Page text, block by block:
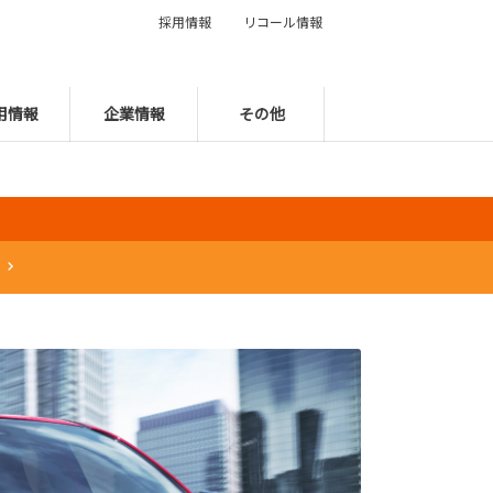
情報 企業情報 その他
採用情報 リコール情報